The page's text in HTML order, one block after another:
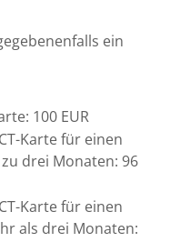
ein
100 EUR
Karte für einen
drei Monaten: 96
Karte für einen
als drei Monaten: